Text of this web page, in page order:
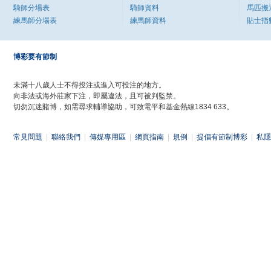
騎師分場表
練馬師分場表
騎師資料
練馬師資料
馬匹搬
貼士指
博彩要有節制
未滿十八歲人士不得投注或進入可投注的地方。
向非法或海外莊家下注，即屬違法，且可被判監禁。
切勿沉迷賭博，如需尋求輔導協助，可致電平和基金熱線1834 633。
常見問題 聯絡我們 傳媒專用區 網頁指南 規例 提倡有節制博彩 私